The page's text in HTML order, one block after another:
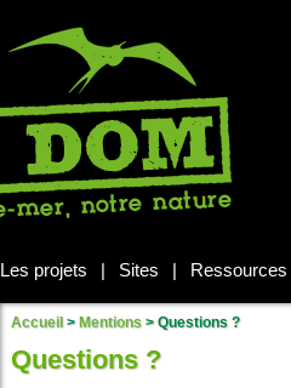
Les projets | Sites | Ressources
Accueil > Mentions >Questions ?
Questions ?